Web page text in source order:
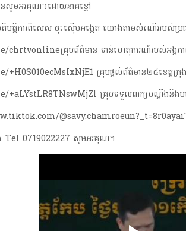
ានសូមអរគុណ។ដោយនាគខ្មៅ
ប្រតិបត្តិការពិសេស ចុះស៊ើបអង្កេត យោងតាមសំណើររបស់ប្
គ្រុបព័ត៌មាន ទាន់ហេតុការណ៍របស់អង្គ
គ្រុបផ្តល់ព័ត៌មាន២៥ខេត្តក្
គ្រុបទទួលពាក្យបណ្តឹងនិ
0719022227 សូមអរគុណ។